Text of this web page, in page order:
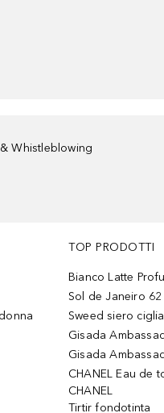
Whistleblowing
TOP PRODOTTI
Bianco Latte
Sol de Janeiro 62
Sweed siero ciglia
Gisada
Gisada
CHANEL Eau de
CHANEL
Tirtir fondotinta